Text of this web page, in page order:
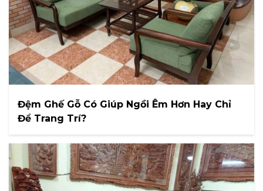
Đệm Ghế Gỗ Có Giúp Ngồi Êm Hơn Hay Chỉ
Để Trang Trí?